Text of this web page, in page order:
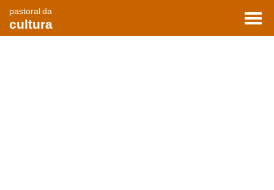
pastoral da
cultura